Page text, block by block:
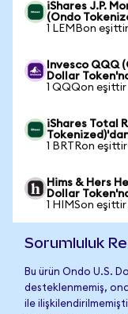
iShares J.P.
(Ondo
1 LEMBon
Invesco QQQ
Dollar
1 QQQon
iShares Total
1 BRTRon
Hims & Hers
Dollar
1 HIMSon
Sorumluluk
Bu ürün Ondo U.S.
desteklenmemiş,
ile